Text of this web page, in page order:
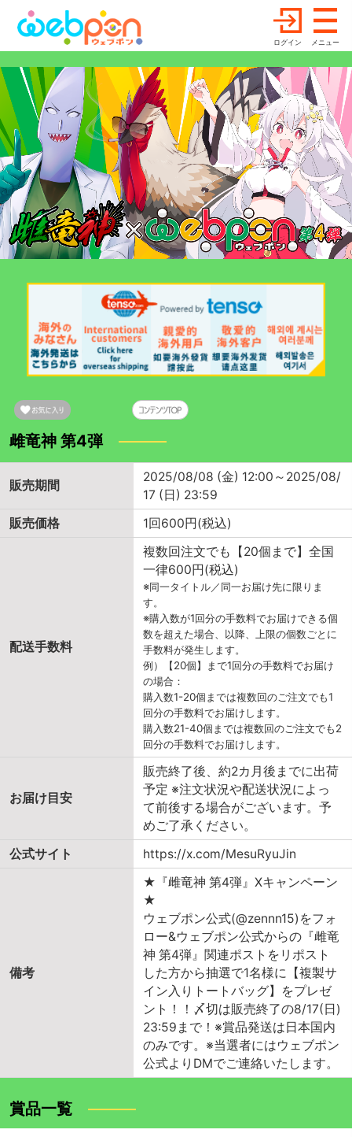
ログイン メニュー
雌竜神 第4弾
販売期間
2025/08/08 (金) 12:00～2025/08/
17 (日) 23:59
販売価格
1回600円(税込)
配送手数料
複数回注文でも【20個まで】全国
一律600円(税込)
※同一タイトル／同一お届け先に限りま
す。
※購入数が1回分の手数料でお届けできる個
数を超えた場合、以降、上限の個数ごとに
手数料が発生します。
例）【20個】まで1回分の手数料でお届け
の場合：
購入数1-20個までは複数回のご注文でも1
回分の手数料でお届けします。
購入数21-40個までは複数回のご注文でも2
回分の手数料でお届けします。
お届け目安
販売終了後、約2カ月後までに出荷
予定 ※注文状況や配送状況によっ
て前後する場合がございます。予
めご了承ください。
公式サイト
https://x.com/MesuRyuJin
備考
★『雌竜神 第4弾』Xキャンペーン
★
ウェブポン公式(@zennn15)をフォ
ロー&ウェブポン公式からの『雌竜
神 第4弾』関連ポストをリポスト
した方から抽選で1名様に【複製サ
イン入りトートバッグ】をプレゼ
ント！！〆切は販売終了の8/17(日)
23:59まで！※賞品発送は日本国内
のみです。※当選者にはウェブポン
公式よりDMでご連絡いたします。
賞品一覧